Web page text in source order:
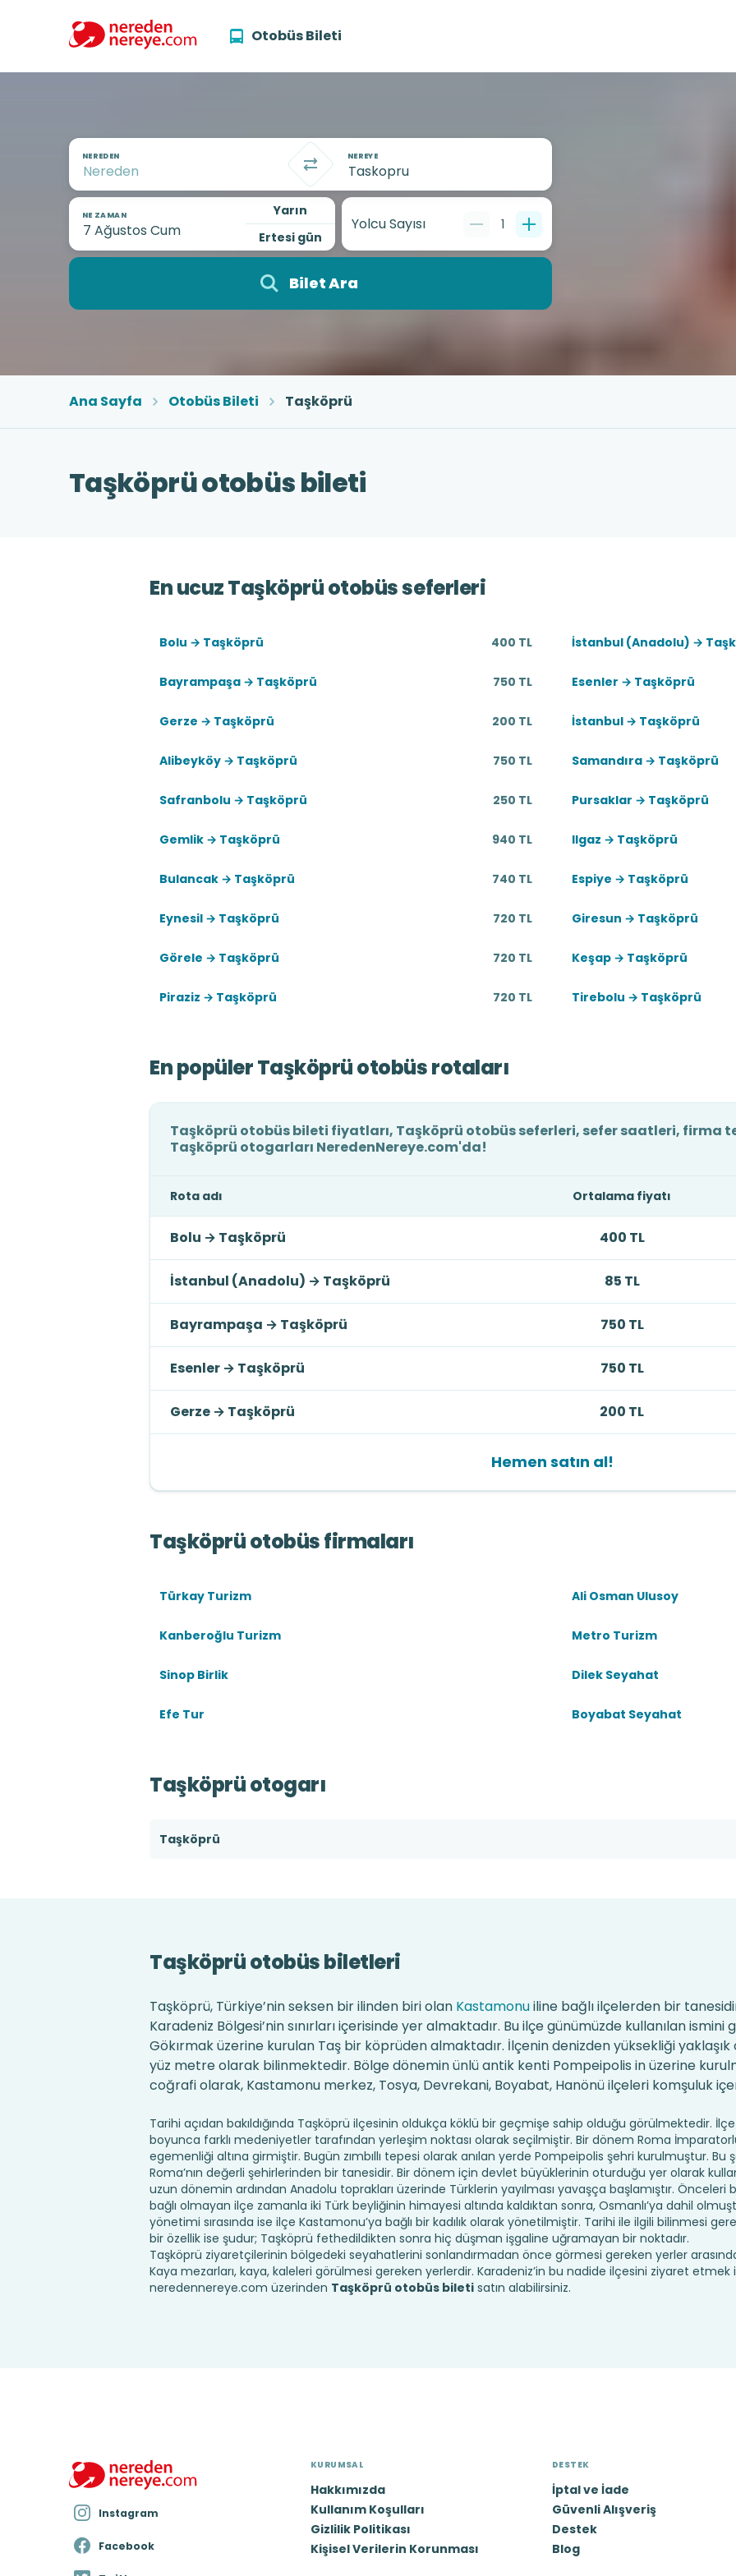
Otobüs Bileti
NEREDEN NEREYE
NE ZAMAN
Yarın
Ertesi gün
Yolcu Sayısı 1
Bilet Ara
Ana Sayfa Otobüs Bileti Taşköprü
Taşköprü otobüs bileti
En ucuz Taşköprü otobüs seferleri
Bolu → Taşköprü 400 TL İstanbul (Anadolu) →
Bayrampaşa → Taşköprü 750 TL Esenler → Taşköprü
Gerze → Taşköprü 200 TL İstanbul → Taşköprü
Alibeyköy → Taşköprü 750 TL Samandıra → Taşköprü
Safranbolu → Taşköprü 250 TL Pursaklar → Taşköprü
Gemlik → Taşköprü 940 TL Ilgaz → Taşköprü
Bulancak → Taşköprü 740 TL Espiye → Taşköprü
Eynesil → Taşköprü 720 TL Giresun → Taşköprü
Görele → Taşköprü 720 TL Keşap → Taşköprü
Piraziz → Taşköprü 720 TL Tirebolu → Taşköprü
En popüler Taşköprü otobüs rotaları
Taşköprü otobüs bileti fiyatları, Taşköprü otobüs seferleri, sefer saatleri, firma
Taşköprü otogarları NeredenNereye.com'da!
Rota adı Ortalama fiyatı
Bolu → Taşköprü 400 TL
İstanbul (Anadolu) → Taşköprü 85 TL
Bayrampaşa → Taşköprü 750 TL
Esenler→ Taşköprü 750 TL
Gerze→ Taşköprü 200 TL
Hemen satın al!
Taşköprü otobüs firmaları
Türkay Turizm Ali Osman Ulusoy
Kanberoğlu Turizm Metro Turizm
Sinop Birlik Dilek Seyahat
Efe Tur Boyabat Seyahat
Taşköprü otogarı
Taşköprü
Taşköprü otobüs biletleri
Taşköprü, Türkiye’nin seksen bir ilinden biri olan Kastamonuiline bağlı ilçelerden bir
Karadeniz Bölgesi’nin sınırları içerisinde yer almaktadır. Bu ilçe günümüzde kullanılan ismini
Gökırmak üzerine kurulan Taş bir köprüden almaktadır. İlçenin denizden yüksekliği
yüz metre olarak bilinmektedir. Bölge dönemin ünlü antik kenti Pompeipolis in üzerine
coğrafi olarak, Kastamonu merkez, Tosya, Devrekani, Boyabat, Hanönü ilçeleri komşuluk
Tarihi açıdan bakıldığında Taşköprü ilçesinin oldukça köklü bir geçmişe sahip olduğu görülmektedir.
boyunca farklı medeniyetler tarafından yerleşim noktası olarak seçilmiştir. Bir dönem Roma
egemenliği altına girmiştir. Bugün zımbıllı tepesi olarak anılan yerde Pompeipolis şehri kurulmuştur. Bu
Roma’nın değerli şehirlerinden bir tanesidir. Bir dönem için devlet büyüklerinin oturduğu yer olarak
uzun dönemin ardından Anadolu toprakları üzerinde Türklerin yayılması yavaşça başlamıştır. Önceleri
bağlı olmayan ilçe zamanla iki Türk beyliğinin himayesi altında kaldıktan sonra, Osmanlı’ya dahil
yönetimi sırasında ise ilçe Kastamonu’ya bağlı bir kadılık olarak yönetilmiştir. Tarihi ile ilgili bilinmesi
bir özellik ise şudur; Taşköprü fethedildikten sonra hiç düşman işgaline uğramayan bir noktadır.
Taşköprü ziyaretçilerinin bölgedeki seyahatlerini sonlandırmadan önce görmesi gereken yerler
Kaya mezarları, kaya, kaleleri görülmesi gereken yerlerdir. Karadeniz’in bu nadide ilçesini ziyaret etmek
neredennereye.com üzerinden Taşköprü otobüs biletisatın alabilirsiniz.
Instagram
Facebook
KURUMSAL
Hakkımızda
Kullanım Koşulları
Gizlilik Politikası
Kişisel Verilerin Korunması
DESTEK
İptal ve İade
Güvenli Alışveriş
Destek
Blog